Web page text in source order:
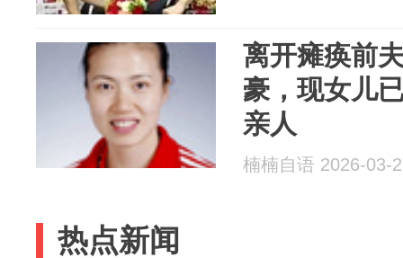
离开瘫痪前
豪，现女儿
亲人
楠楠自语 2026-03-
热点新闻